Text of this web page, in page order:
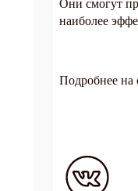
Они смогут
наиболее
Подробнее на